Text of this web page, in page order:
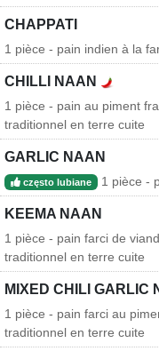
CHAPPATI
1 pièce - pain indien à la
CHILLI NAAN
1 pièce - pain au piment
traditionnel en terre cuite
GARLIC NAAN
często lubiane 1 pièce -
KEEMA NAAN
1 pièce - pain farci de
traditionnel en terre cuite
MIXED CHILI GARLIC
1 pièce - pain farci au
traditionnel en terre cuite